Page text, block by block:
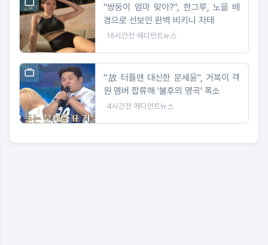
"쌍둥이 엄마 맞아?", 한그루, 노을 배
경으로 선보인 완벽 비키니 자태
16시간전 메디먼트뉴스
"故 터틀맨 대신한 문세윤", 거북이 객
원 멤버 합류해 '불후의 명곡' 폭소
4시간전 메디먼트뉴스